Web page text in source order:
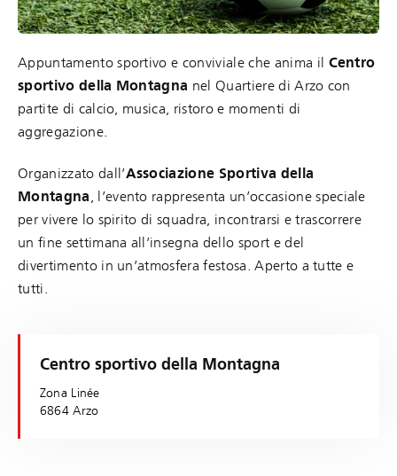
Appuntamento sportivo e conviviale che anima il Centro
sportivo della Montagna nel Quartiere di Arzo con
partite di calcio, musica, ristoro e momenti di
aggregazione.
Organizzato dall’Associazione Sportiva della
Montagna, l’evento rappresenta un’occasione speciale
per vivere lo spirito di squadra, incontrarsi e trascorrere
un fine settimana all’insegna dello sport e del
divertimento in un’atmosfera festosa. Aperto a tutte e
tutti.
Centro sportivo della Montagna
Zona Linée
6864 Arzo